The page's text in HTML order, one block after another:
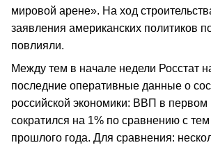
мировой арене». На ход
заявления американских политиков
повлияли.
Между тем в начале недели Росстат
последние оперативные данные о
российской экономики: ВВП в первом
сократился на 1% по сравнению с
прошлого года. Для сравнения: